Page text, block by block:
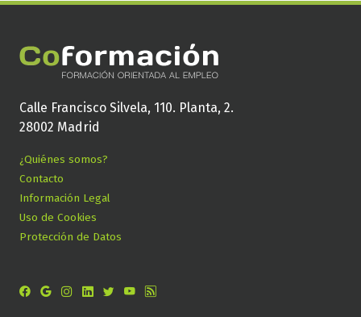
Calle Francisco Silvela, 110. Planta, 2.
28002 Madrid
¿Quiénes somos?
Contacto
Información Legal
Uso de Cookies
Protección de Datos